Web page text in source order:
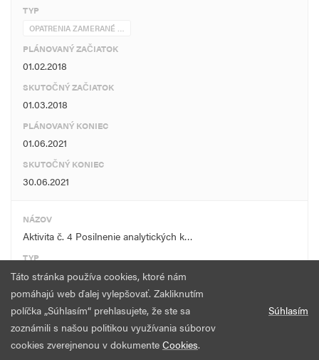
TYP
OPATRENIA ZAMERANÉ …
PLÁNOVANÝ ZAČIATOK
01.02.2018
SKUTOČNÝ ZAČIATOK
01.03.2018
PLÁNOVANÝ KONIEC
01.06.2021
SKUTOČNÝ KONIEC
30.06.2021
NÁZOV
Aktivita č. 4 Posilnenie analytických k…
TYP
OPATRENIA ZAMERANÉ …
PLÁNOVANÝ ZAČIATOK
01.02.2018
SKUTOČNÝ ZAČIATOK
01.11.2019
Táto stránka používa cookies, ktoré nám
pomáhajú web ďalej vylepšovať. Zakliknutím
políčka „Súhlasím“ prehlasujete, že ste sa
zoznámili s našou politikou využívania súborov
cookies zverejnenou v dokumente Cookies.
Súhlasím